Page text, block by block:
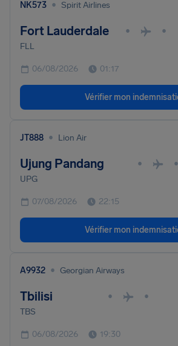
NK573 • Spirit Airlines
Fort Lauderdale • •
FLL
06/08/2026 01:17
Vérifier mon
JT888 • Lion Air
Ujung Pandang • •
UPG
07/08/2026 22:15
Vérifier mon
A9932 • Georgian Airways
Tbilisi • •
TBS
06/08/2026 19:30